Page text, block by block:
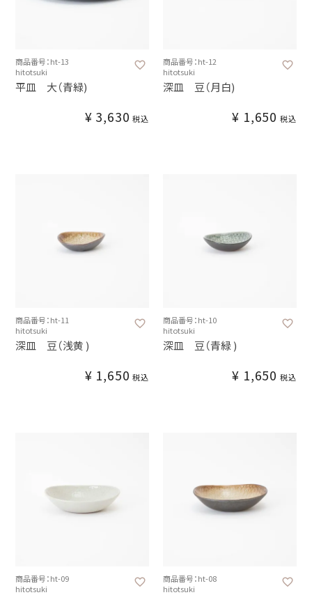
商品番号：ht-13
hitotsuki
平皿 大（青緑)
¥ 3,630 税込
商品番号：ht-12
hitotsuki
深皿 豆（月白)
¥ 1,650 税込
商品番号：ht-11
hitotsuki
深皿 豆（浅黄 )
¥ 1,650 税込
商品番号：ht-10
hitotsuki
深皿 豆（青緑 )
¥ 1,650 税込
商品番号：ht-09
hitotsuki
商品番号：ht-08
hitotsuki